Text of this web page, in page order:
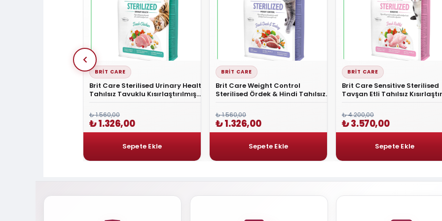
BRIT CARE
Brit Care Sterilised Urinary Health
Tahılsız Tavuklu Kısırlaştırılmış
₺ 1.560,00
₺ 1.326,00
BRIT CARE
Brit Care Weight Control
Sterilised Ördek & Hindi Tahılsız
₺ 1.560,00
₺ 1.326,00
BRIT CARE
Brit Care Sensitive Sterilised
Tavşan Etli Tahılsız
₺ 4.200,00
₺ 3.570,00